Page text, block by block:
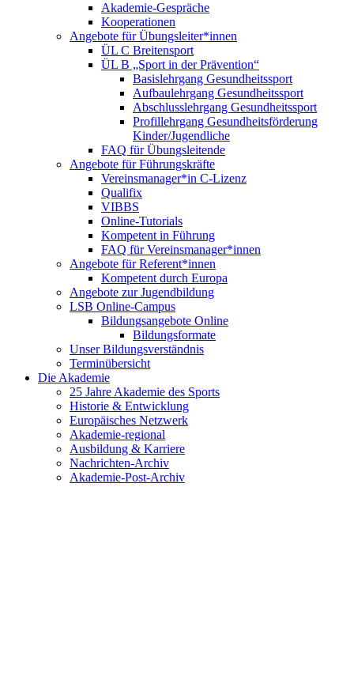
Akademie-Gespräche
Kooperationen
Angebote für Übungsleiter*innen
ÜL C Breitensport
ÜL B „Sport in der Prävention“
Basislehrgang Gesundheitssport
Aufbaulehrgang Gesundheitssport
Abschlusslehrgang Gesundheitssport
Profillehrgang Gesundheitsförderung
Kinder/Jugendliche
FAQ für Übungsleitende
Angebote für Führungskräfte
Vereinsmanager*in C-Lizenz
Qualifix
VIBBS
Online-Tutorials
Kompetent in Führung
FAQ für Vereinsmanager*innen
Angebote für Referent*innen
Kompetent durch Europa
Angebote zur Jugendbildung
LSB Online-Campus
Bildungsangebote Online
Bildungsformate
Unser Bildungsverständnis
Terminübersicht
Die Akademie
25 Jahre Akademie des Sports
Historie & Entwicklung
Europäisches Netzwerk
Akademie-regional
Ausbildung & Karriere
Nachrichten-Archiv
Akademie-Post-Archiv